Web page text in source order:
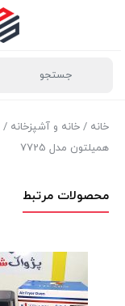
خانه / خانه و آشپزخانه /
همیلتون مدل 7725
محصولات مرتبط